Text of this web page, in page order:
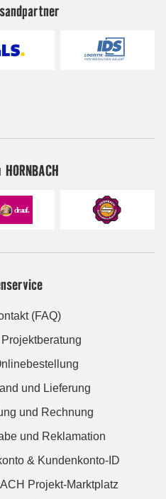
(FAQ)
und Lieferung
und Rechnung
und Reklamation
& Kundenkonto-ID
Projekt-Marktplatz